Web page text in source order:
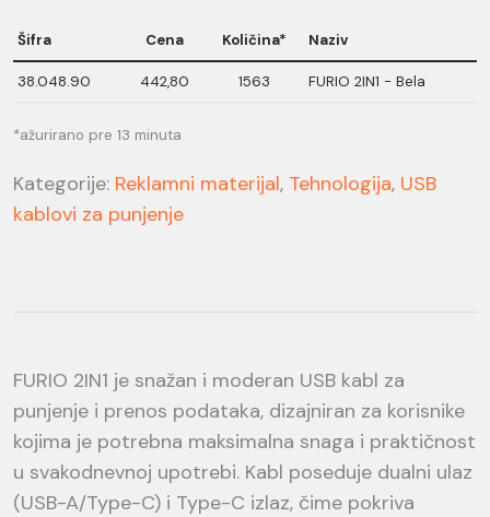
Šifra Cena Količina* Naziv
38.048.90 442,80 1563 FURIO 2IN1 - Bela
*ažurirano pre 13 minuta
Kategorije: Reklamni materijal, Tehnologija, USB
kablovi za punjenje
FURIO 2IN1 je snažan i moderan USB kabl za
punjenje i prenos podataka, dizajniran za korisnike
kojima je potrebna maksimalna snaga i praktičnost
u svakodnevnoj upotrebi. Kabl poseduje dualni ulaz
(USB-A/Type-C) i Type-C izlaz, čime pokriva